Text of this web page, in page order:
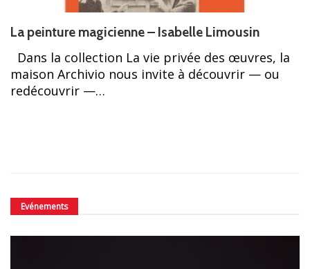
La peinture magicienne – Isabelle Limousin
Dans la collection La vie privée des œuvres, la
maison Archivio nous invite à découvrir — ou
redécouvrir —…
Evénements